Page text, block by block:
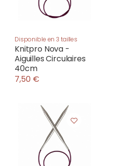
Disponible en 3 tailles
Knitpro Nova -
Aiguilles Circulaires
40cm
7,50 €